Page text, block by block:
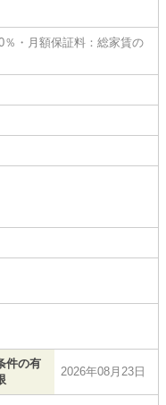
・月額保証料：総家賃の
件の有
2026年08月23日